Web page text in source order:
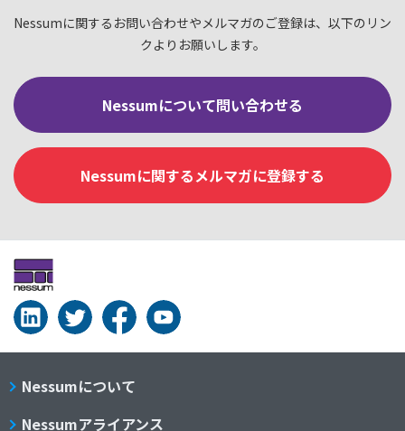
Nessumに関するお問い合わせやメルマガのご登録は、以下のリン
クよりお願いします。
Nessumについて問い合わせる
Nessumに関するメルマガに登録する
Nessumについて
Nessumアライアンス